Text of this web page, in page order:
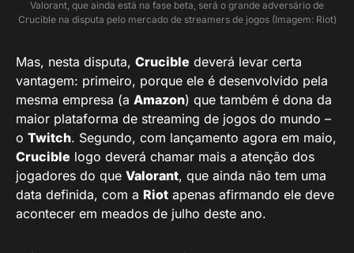
Valorant, que ainda está na fase beta, será o grande adversário de
Crucible na disputa pelo mercado de streamers de jogos (Imagem: Riot)
Mas, nesta disputa, Crucible deverá levar certa
vantagem: primeiro, porque ele é desenvolvido pela
mesma empresa (a Amazon) que também é dona da
maior plataforma de streaming de jogos do mundo –
o Twitch. Segundo, com lançamento agora em maio,
Crucible logo deverá chamar mais a atenção dos
jogadores do que Valorant, que ainda não tem uma
data definida, com a Riot apenas afirmando ele deve
acontecer em meados de julho deste ano.